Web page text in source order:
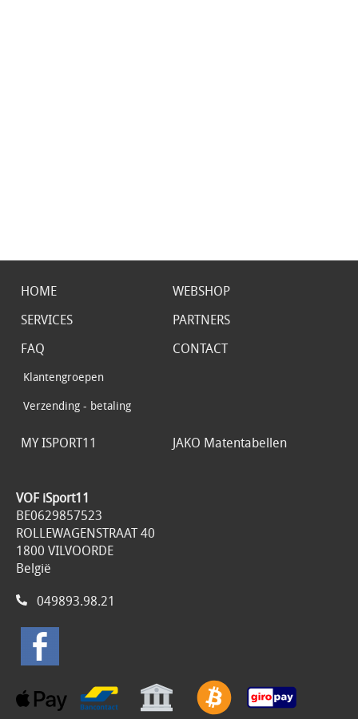
HOME
WEBSHOP
SERVICES
PARTNERS
FAQ
Klantengroepen
Verzending - betaling
CONTACT
MY ISPORT11 JAKO Matentabellen
VOF iSport11
BE0629857523
ROLLEWAGENSTRAAT 40
1800 VILVOORDE
België
049893.98.21